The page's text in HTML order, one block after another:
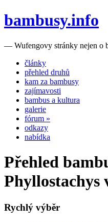
bambusy.info
— Wufengovy stránky nejen o
články
přehled druhů
kam za bambusy
zajímavosti
bambus a kultura
galerie
fórum »
odkazy
nabídka
Přehled
Phyllostachys
Rychlý výběr